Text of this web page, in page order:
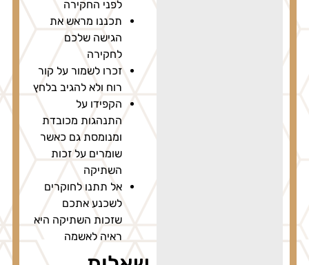
לפני החקירה
תכננו מראש את
הגישה שלכם
לחקירה
זכרו לשמור על קור
רוח ולא להגיב בלחץ
הקפידו על
התנהגות מכובדת
ומנומסת גם כאשר
שומרים על זכות
השתיקה
אל תתנו לחוקרים
לשכנע אתכם
שזכות השתיקה היא
ראיה לאשמה